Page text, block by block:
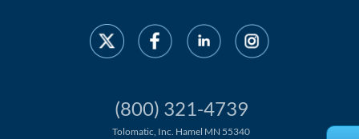
(800) 321-4739
Tolomatic, Inc. Hamel MN 55340